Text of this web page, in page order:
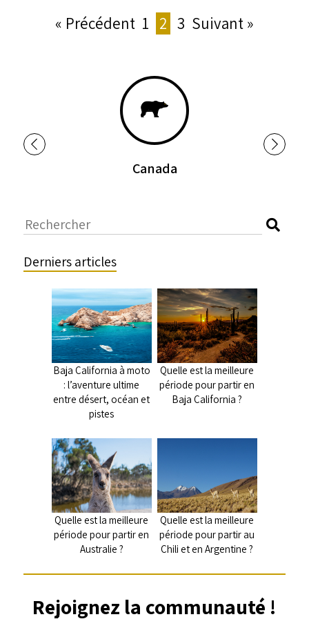
« Précédent 1 2 3 Suivant »
Canada
Derniers articles
Baja California à moto
: l’aventure ultime
entre désert, océan et
pistes
Quelle est la meilleure
période pour partir en
Baja California ?
Quelle est la meilleure
période pour partir en
Australie ?
Quelle est la meilleure
période pour partir au
Chili et en Argentine ?
Rejoignez la communauté !